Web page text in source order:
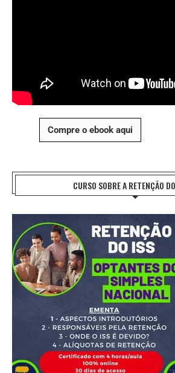
Compre o ebook aqui
CURSO SOBRE A RETENÇÃO